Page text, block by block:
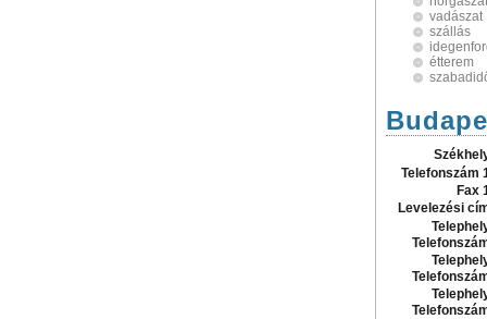
vadászat
szállás
étterem
Telefonszám
Fax
Levelezési